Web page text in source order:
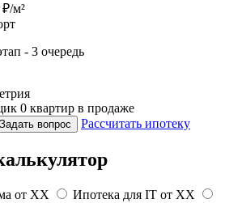
₽/м²
- 3 очередь
0 квартир в продаже
Задать вопрос Рассчитать ипотеку
от XX Ипотека для IT от XX